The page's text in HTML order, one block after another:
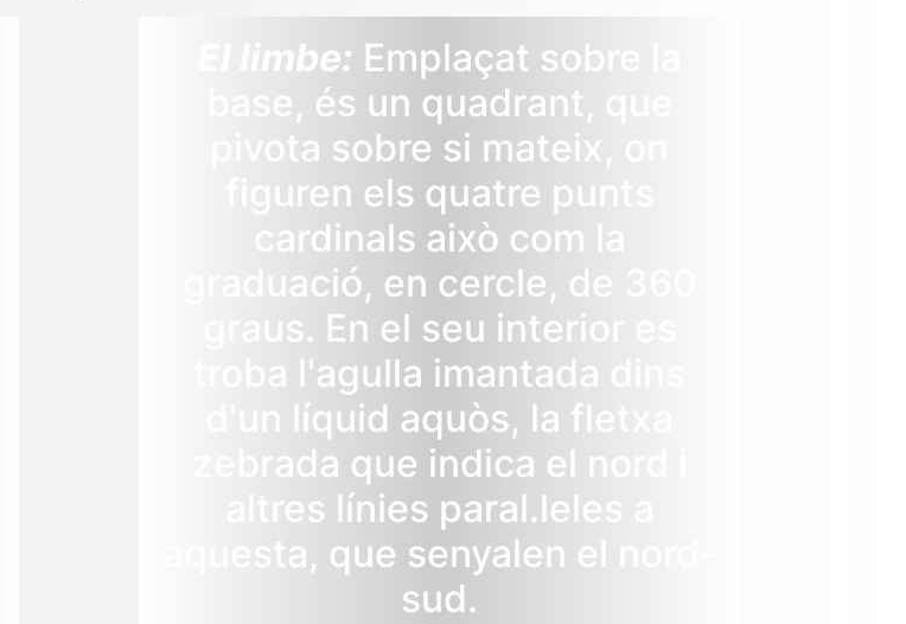
El limbe: Emplaçat sobre la
base, és un quadrant, que
pivota sobre si mateix, on
figuren els quatre punts
cardinals això com la
graduació, en cercle, de 360
graus. En el seu interior es
troba l'agulla imantada dins
d'un líquid aquòs, la fletxa
zebrada que indica el nord i
altres línies paral.leles a
aquesta, que senyalen el nord-
sud.